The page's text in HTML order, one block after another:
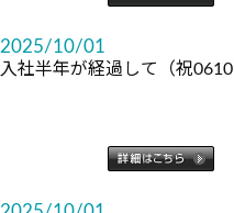
2025/10/01
入社半年が経過して（祝